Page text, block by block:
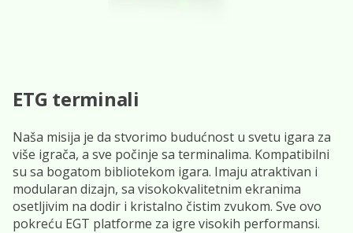
ETG terminali
Naša misija je da stvorimo budućnost u svetu igara za
više igrača, a sve počinje sa terminalima. Kompatibilni
su sa bogatom bibliotekom igara. Imaju atraktivan i
modularan dizajn, sa visokokvalitetnim ekranima
osetljivim na dodir i kristalno čistim zvukom. Sve ovo
pokreću EGT platforme za igre visokih performansi.